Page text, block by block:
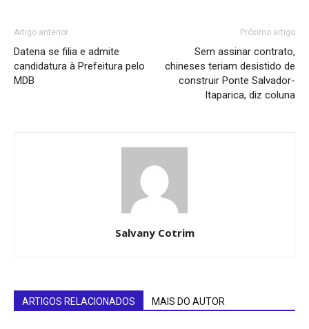
Artigo anterior
Datena se filia e admite
candidatura à Prefeitura pelo
MDB
Próximo artigo
Sem assinar contrato,
chineses teriam desistido de
construir Ponte Salvador-
Itaparica, diz coluna
Salvany Cotrim
ARTIGOS RELACIONADOS MAIS DO AUTOR